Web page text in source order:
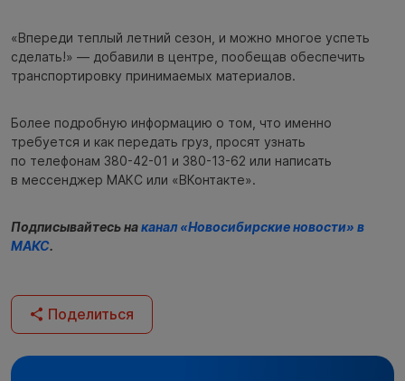
«Впереди теплый летний сезон, и можно многое успеть
сделать!» — добавили в центре, пообещав обеспечить
транспортировку принимаемых материалов.
Более подробную информацию о том, что именно
требуется и как передать груз, просят узнать
по телефонам 380-42-01 и 380-13-62 или написать
в мессенджер МАКС или «ВКонтакте».
Подписывайтесь наканал «Новосибирские новости» в
МАКС.
Поделиться